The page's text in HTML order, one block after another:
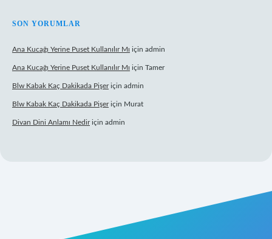
SON YORUMLAR
Ana Kucağı Yerine Puset Kullanılır Mı için admin
Ana Kucağı Yerine Puset Kullanılır Mı için Tamer
Blw Kabak Kaç Dakikada Pişeriçin admin
Blw Kabak Kaç Dakikada Pişeriçin Murat
Divan Dini Anlamı Nediriçin admin